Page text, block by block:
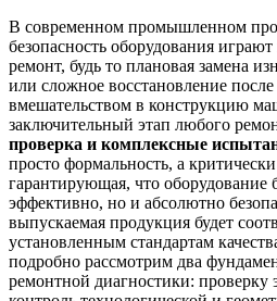
В современном промышленном
безопасность оборудования
ремонт, будь то плановая замена
или сложное восстановление после
вмешательством в конструкцию
заключительный этап любого
проверка и комплексные
просто формальность, а
гарантирующая, что оборудование
эффективно, но и абсолютно
выпускаемая продукция будет
установленным стандартам
подробно рассмотрим два
ремонтной диагностики: проверку